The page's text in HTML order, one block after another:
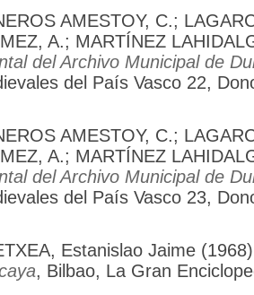
AMESTOY, C.;
A.; MARTÍNEZ
del Archivo Municipal de
del País Vasco 22,
AMESTOY, C.;
A.; MARTÍNEZ
del Archivo Municipal de
del País Vasco 23,
Estanislao Jaime
, Bilbao, La Gran